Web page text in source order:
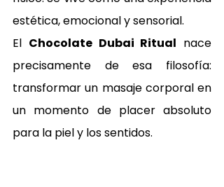
estética, emocional y sensorial.
El Chocolate Dubai Ritual nace
precisamente de esa filosofía:
transformar un masaje corporal en
un momento de placer absoluto
para la piel y los sentidos.